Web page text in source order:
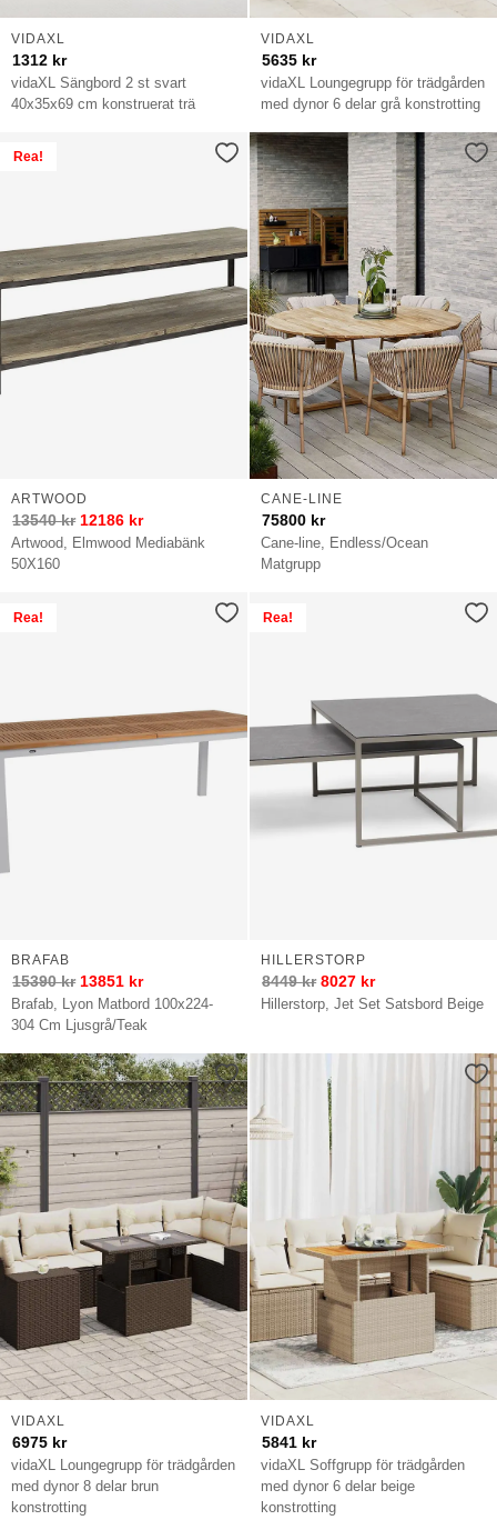
vidaXL Sängbord 2 st svart
40x35x69 cm konstruerat trä
VIDAXL
1312 kr
vidaXL Loungegrupp för trädgården
med dynor 6 delar grå konstrotting
VIDAXL
5635 kr
Rea!
Artwood, Elmwood Mediabänk
50X160
ARTWOOD
13540kr 12186 kr
Cane-line, Endless/Ocean
Matgrupp
CANE-LINE
75800 kr
Rea!
Brafab, Lyon Matbord 100x224-
304 Cm Ljusgrå/Teak
BRAFAB
15390kr 13851 kr
Rea!
Hillerstorp, Jet Set Satsbord Beige
HILLERSTORP
8449kr 8027 kr
vidaXL Loungegrupp för trädgården
med dynor 8 delar brun
konstrotting
VIDAXL
6975 kr
vidaXL Soffgrupp för trädgården
med dynor 6 delar beige
konstrotting
VIDAXL
5841 kr